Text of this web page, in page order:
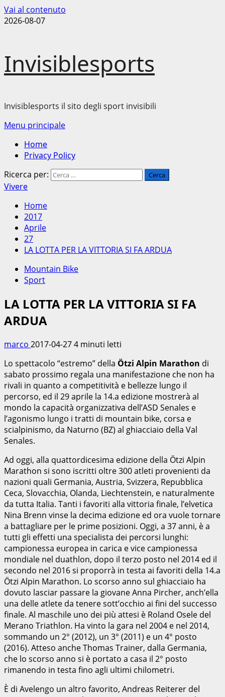
Vai al contenuto
2026-08-07
Invisiblesports
Invisiblesports il sito degli sport invisibili
Menu principale
Home
Privacy Policy
Ricerca per:
Vivere
Home
2017
Aprile
27
LA LOTTA PER LA VITTORIA SI FA ARDUA
Mountain Bike
Sport
LA LOTTA PER LA VITTORIA SI FA
ARDUA
marco 2017-04-274 minuti letti
Lo spettacolo “estremo” della Ötzi Alpin Marathon di
sabato prossimo regala una manifestazione che non ha
rivali in quanto a competitività e bellezze lungo il
percorso, ed il 29 aprile la 14.a edizione mostrerà al
mondo la capacità organizzativa dell’ASD Senales e
l’agonismo lungo i tratti di mountain bike, corsa e
scialpinismo, da Naturno (BZ) al ghiacciaio della Val
Senales.
Ad oggi, alla quattordicesima edizione della Ötzi Alpin
Marathon si sono iscritti oltre 300 atleti provenienti da
nazioni quali Germania, Austria, Svizzera, Repubblica
Ceca, Slovacchia, Olanda, Liechtenstein, e naturalmente
da tutta Italia. Tanti i favoriti alla vittoria finale, l’elvetica
Nina Brenn vinse la decima edizione ed ora vuole tornare
a battagliare per le prime posizioni. Oggi, a 37 anni, è a
tutti gli effetti una specialista dei percorsi lunghi:
campionessa europea in carica e vice campionessa
mondiale nel duathlon, dopo il terzo posto nel 2014 ed il
secondo nel 2016 si proporrà in testa ai favoriti della 14.a
Ötzi Alpin Marathon. Lo scorso anno sul ghiacciaio ha
dovuto lasciar passare la giovane Anna Pircher, anch’ella
una delle atlete da tenere sott’occhio ai fini del successo
finale. Al maschile uno dei più attesi è Roland Osele del
Merano Triathlon. Ha vinto la gara nel 2004 e nel 2014,
sommando un 2° (2012), un 3° (2011) e un 4° posto
(2016). Atteso anche Thomas Trainer, dalla Germania,
che lo scorso anno si è portato a casa il 2° posto
rimanendo in testa fino agli ultimi chilometri.
È di Avelengo un altro favorito, Andreas Reiterer del